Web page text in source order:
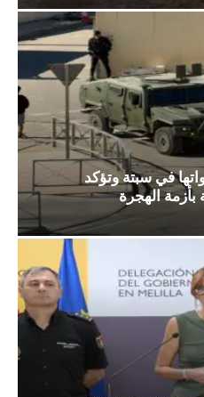
في سبتة وتؤكد
بأزمة الهجرة